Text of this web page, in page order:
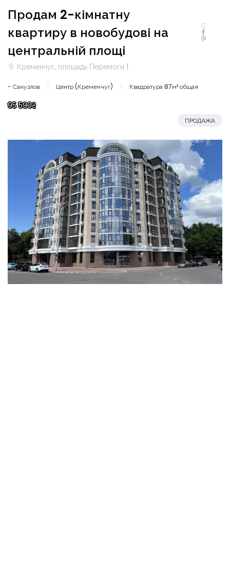
Продам 2-кімнатну
квартиру в новобудові на
центральній площі
Кременчуг, площадь Перемоги 1
- Санузлов Центр (Кременчуг) Квадратура 87м² общая
95 590₴
ПРОДАЖА